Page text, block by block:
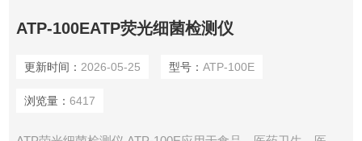
ATP-100EATP荧光细菌检测仪
更新时间： 2026-05-25 型号： ATP-100E
浏览量： 6417